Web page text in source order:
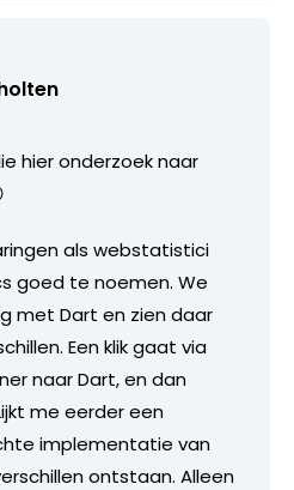
hier onderzoek naar
als webstatistici
goed te noemen. We
met Dart en zien daar
Een klik gaat via
naar Dart, en dan
me eerder een
implementatie van
ontstaan. Alleen